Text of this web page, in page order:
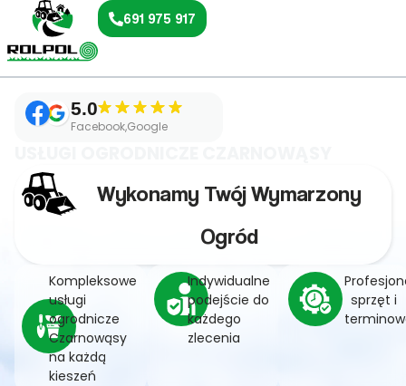
691 975 917
5.0
Facebook,Google
Wykonamy Twój Wymarzony
Ogród
Kompleksowe
usługi
ogrodnicze
Czarnowąsy
na każdą
kieszeń
Indywidualne
podejście do
każdego
zlecenia
sprzęt i